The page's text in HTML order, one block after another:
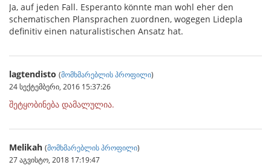
Ja, auf jeden Fall. Esperanto könnte man wohl eher den
schematischen Plansprachen zuordnen, wogegen Lidepla
definitiv einen naturalistischen Ansatz hat.
lagtendisto (მომხმარებლის პროფილი)
24 სექტემბერი, 2016 15:37:26
შეტყობინება დამალულია.
Melikah (მომხმარებლის პროფილი)
27 აგვისტო, 2018 17:19:47